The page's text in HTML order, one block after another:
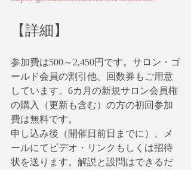
【詳細】
参加費は500～2,450円です。サロン・ゴ
ールド会員の割引他、回数券もご用意
しています。6カ月の新規サロン会員権
の購入（更新も含む）の方の初回参加
費は無料です。
申し込み後（開催日前日までに）、メ
ールにてビデオ・リンクもしくは招待
状を送ります。解説と設問はできるだ